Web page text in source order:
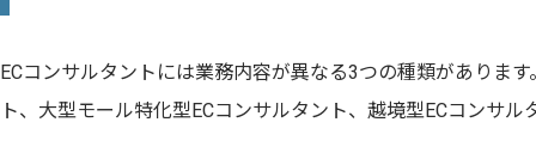
ECコンサルタントには業務内容が異なる3つの種類がありま
ト、大型モール特化型ECコンサルタント、越境型ECコンサル